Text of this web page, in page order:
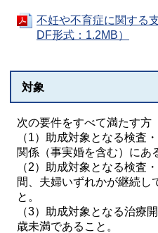
不妊や不育症に関する
DF形式：1.2MB）
対象
次の要件をすべて満たす方
（1）助成対象となる検査
関係（事実婚を含む）にあ
（2）助成対象となる検査
間、夫婦いずれかが継続し
と。
（3）助成対象となる治療
歳未満であること。